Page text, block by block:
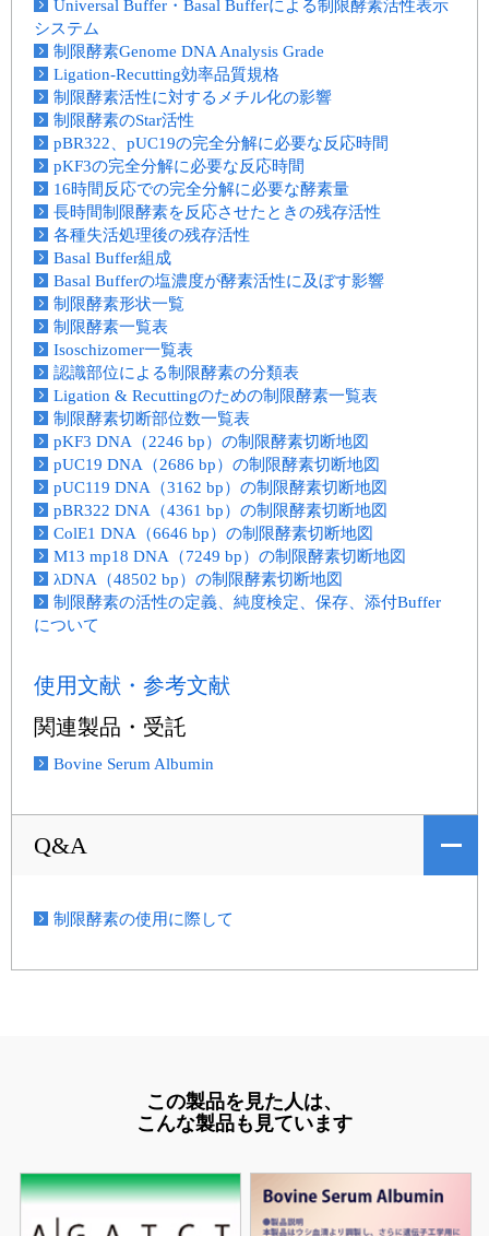
Universal Buffer・Basal Bufferによる制限酵素活性表示
システム
制限酵素Genome DNA Analysis Grade
Ligation-Recutting効率品質規格
制限酵素活性に対するメチル化の影響
制限酵素のStar活性
pBR322、pUC19の完全分解に必要な反応時間
pKF3の完全分解に必要な反応時間
16時間反応での完全分解に必要な酵素量
長時間制限酵素を反応させたときの残存活性
各種失活処理後の残存活性
Basal Buffer組成
Basal Bufferの塩濃度が酵素活性に及ぼす影響
制限酵素形状一覧
制限酵素一覧表
Isoschizomer一覧表
認識部位による制限酵素の分類表
Ligation & Recuttingのための制限酵素一覧表
制限酵素切断部位数一覧表
pKF3 DNA（2246 bp）の制限酵素切断地図
pUC19 DNA（2686 bp）の制限酵素切断地図
pUC119 DNA（3162 bp）の制限酵素切断地図
pBR322 DNA（4361 bp）の制限酵素切断地図
ColE1 DNA（6646 bp）の制限酵素切断地図
M13 mp18 DNA（7249 bp）の制限酵素切断地図
λDNA（48502 bp）の制限酵素切断地図
制限酵素の活性の定義、純度検定、保存、添付Buffer
について
使用文献・参考文献
関連製品・受託
Bovine Serum Albumin
Q&A
制限酵素の使用に際して
この製品を見た人は、
こんな製品も見ています